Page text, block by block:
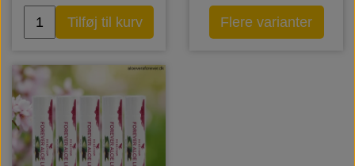
Tilføj til kurv Flere varianter